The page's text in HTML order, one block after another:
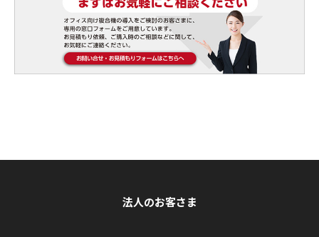
法人のお客さま